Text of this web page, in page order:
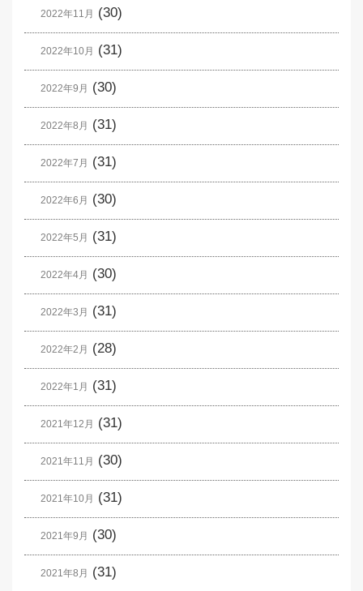
2022年11月 (30)
2022年10月 (31)
2022年9月 (30)
2022年8月 (31)
2022年7月 (31)
2022年6月 (30)
2022年5月 (31)
2022年4月 (30)
2022年3月 (31)
2022年2月 (28)
2022年1月 (31)
2021年12月 (31)
2021年11月 (30)
2021年10月 (31)
2021年9月 (30)
2021年8月 (31)